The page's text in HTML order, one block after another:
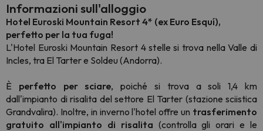
Informazioni sull'alloggio
Hotel Euroski Mountain Resort 4* (ex Euro Esquí),
perfetto per la tua fuga!
L'Hotel Euroski Mountain Resort 4 stelle si trova nella Valle di
Incles, tra El Tarter e Soldeu (Andorra).
È perfetto per sciare, poiché si trova a soli 1,4 km
dall'impianto di risalita del settore El Tarter (stazione sciistica
Grandvalira). Inoltre, in inverno l'hotel offre un trasferimento
gratuito all'impianto di risalita (controlla gli orari e le